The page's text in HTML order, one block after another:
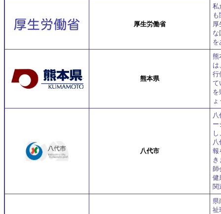
厚生労働省
私
厚
な
を
熊本県
熊
は
行
て
を
八代市
八
ー
八
報
師
健
関
県
祉